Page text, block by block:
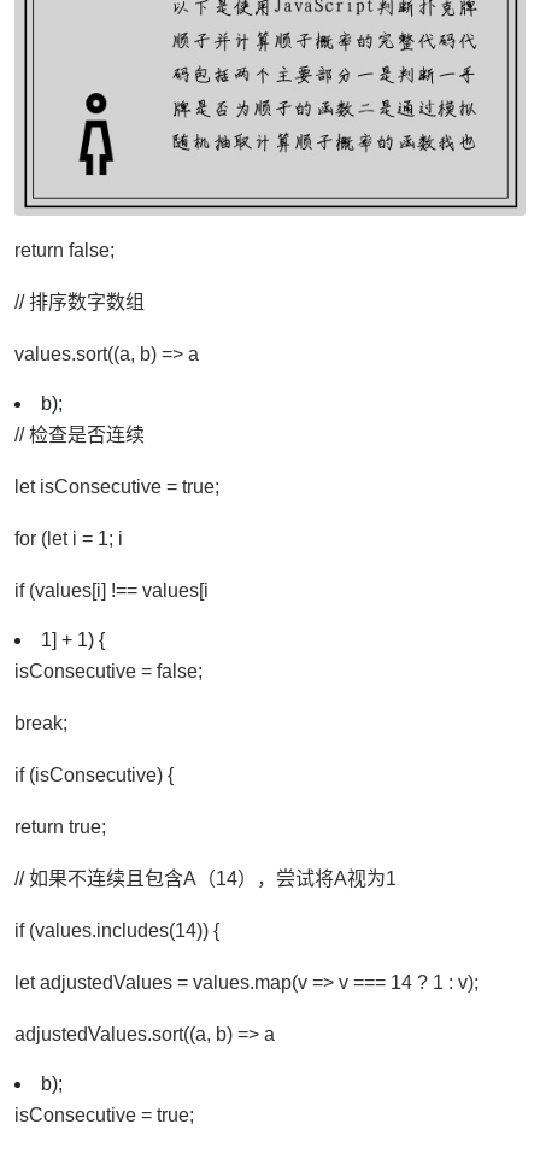
return false;
// 排序数字数组
values.sort((a, b) => a
b);
// 检查是否连续
let isConsecutive = true;
for (let i = 1; i
if (values[i] !== values[i
1] + 1) {
isConsecutive = false;
break;
if (isConsecutive) {
return true;
// 如果不连续且包含A（14），尝试将A视为1
if (values.includes(14)) {
let adjustedValues = values.map(v => v === 14 ? 1 : v);
adjustedValues.sort((a, b) => a
b);
isConsecutive = true;